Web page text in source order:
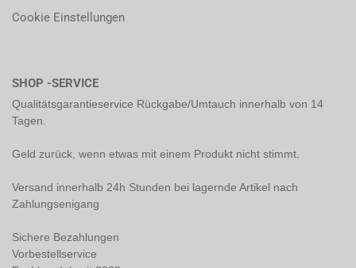
Cookie Einstellungen
SHOP -SERVICE
Qualitätsgarantieservice Rückgabe/Umtauch innerhalb von 14
Tagen.
Geld zurück, wenn etwas mit einem Produkt nicht stimmt.
Versand innerhalb 24h Stunden bei lagernde Artikel nach
Zahlungsenigang
Sichere Bezahlungen
Vorbestellservice